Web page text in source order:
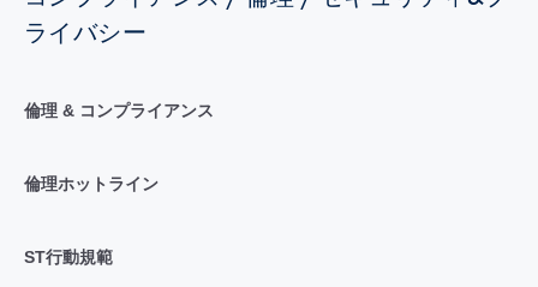
ライバシー
倫理 & コンプライアンス
倫理ホットライン
ST行動規範